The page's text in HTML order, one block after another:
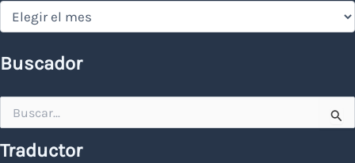
Hemeroteca
Buscador
por:
Traductor